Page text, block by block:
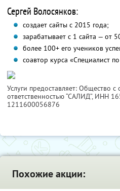
Сергей Волосянков:
создает сайты с 2015 года;
зарабатывает с 1 сайта — от
более 100+ его учеников
соавтор курса «Специалист
Услуги предоставляет: Общество с
ответственностью “САЛИД”, ИНН
1211600056876
Похожие акции: